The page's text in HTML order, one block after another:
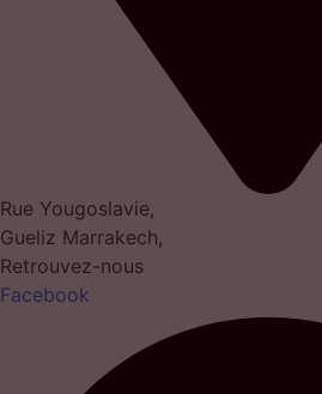
Rue Yougoslavie,
Gueliz Marrakech,
Retrouvez-nous
Facebook